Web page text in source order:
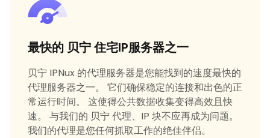
最快的 贝宁 住宅IP服务器之一
贝宁 IPNux 的代理服务器是您能找到的速度最快的
代理服务器之一。 它们确保稳定的连接和出色的正
常运行时间。 这使得公共数据收集变得高效且快
速。 与我们的 贝宁 代理、IP 块不应再成为问题。
我们的代理是您任何抓取工作的绝佳伴侣。